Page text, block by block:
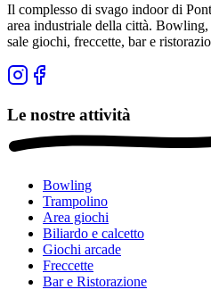
Il complesso di svago indoor di
area industriale della città.
sale giochi, freccette, bar e
Le nostre attività
Bowling
Trampolino
Area giochi
Biliardo e calcetto
Giochi arcade
Freccette
Bar e Ristorazione